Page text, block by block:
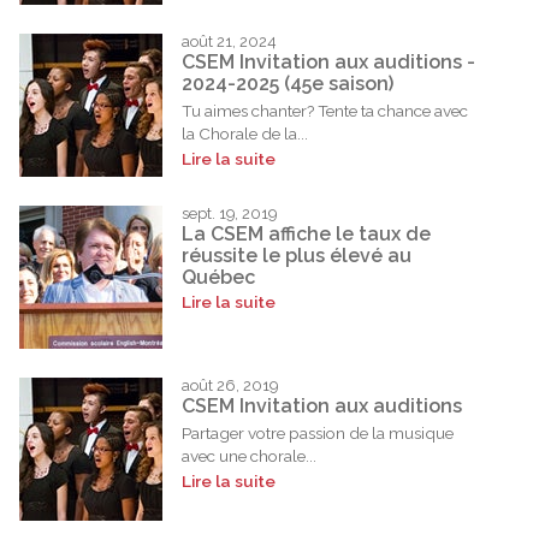
août 21, 2024
CSEM Invitation aux auditions -
2024-2025 (45e saison)
Tu aimes chanter? Tente ta chance avec
la Chorale de la...
Lire la suite
sept. 19, 2019
La CSEM affiche le taux de
réussite le plus élevé au
Québec
Lire la suite
août 26, 2019
CSEM Invitation aux auditions
Partager votre passion de la musique
avec une chorale...
Lire la suite